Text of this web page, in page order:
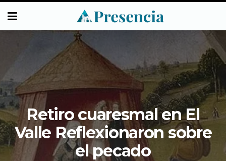
Retiro cuaresmal en El
Valle Reflexionaron sobre
el pecado